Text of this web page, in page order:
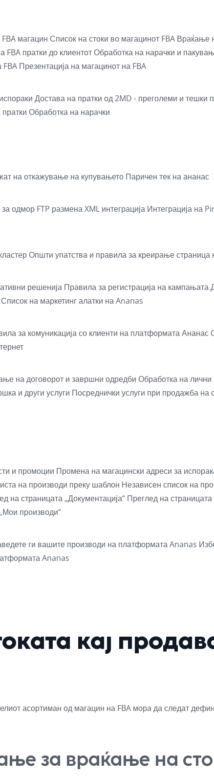
магацин Список на стоки во магацинот FBA Враќање
FBA пратки до клиентотОбработка на нарачки и
FBA Презентација на магацинот на FBA
Достава на пратки од 2MD - преголеми и тешки
Обработка на нарачки
на откажување на купувањето Паричен тек на ананас
за одмор FTP разменаXML интеграција Интеграција на
Општи упатства и правила за креирање
решенија Правила за регистрација на кампањата
Список на маркетинг алатки на Ananas
за комуникација со клиенти на платформата Ананас
на договорот и завршни одредби Обработка на лични
и други услуги Посреднички услуги при продажба на
и промоции Промена на магацински адреси за
на производи преку шаблон Независен список на
на страницата „Документација“ Преглед на
производи“
ги вашите производи на платформата Ananas
Ananas
кај
асортиман од магацин на FBA мора да следат
за враќање на